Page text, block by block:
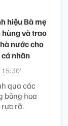
hiệu Bà mẹ
hùng và trao
nước cho
nhân
qua các
bông hoa
rỡ.